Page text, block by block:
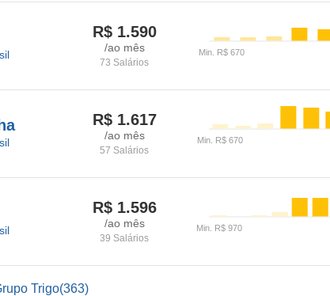
R$ 1.590
/ao mês
73 Salários
R$ 1.617
/ao mês
57 Salários
R$ 1.596
/ao mês
39 Salários
Trigo(363)